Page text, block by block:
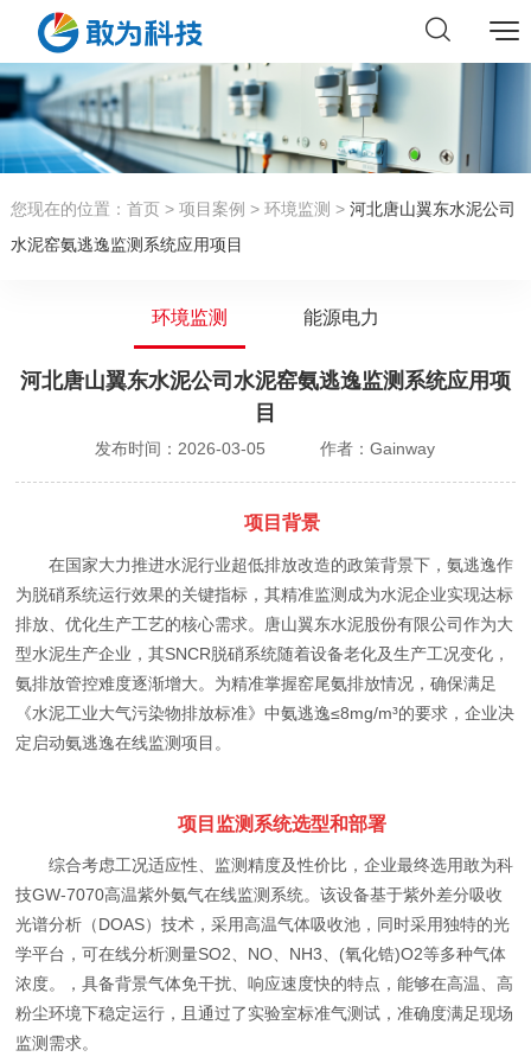
您现在的位置： 首页> 项目案例 > 环境监测 > 河北唐山翼东水泥公司
水泥窑氨逃逸监测系统应用项目
环境监测 能源电力
河北唐山翼东水泥公司水泥窑氨逃逸监测系统应用项
目
发布时间：2026-03-05 作者：Gainway
项目背景
在国家大力推进水泥行业超低排放改造的政策背景下，氨逃逸作
为脱硝系统运行效果的关键指标，其精准监测成为水泥企业实现达标
排放、优化生产工艺的核心需求。唐山翼东水泥股份有限公司作为大
型水泥生产企业，其SNCR脱硝系统随着设备老化及生产工况变化，
氨排放管控难度逐渐增大。为精准掌握窑尾氨排放情况，确保满足
《水泥工业大气污染物排放标准》中氨逃逸≤8mg/m³的要求，企业决
定启动氨逃逸在线监测项目。
项目监测系统选型和部署
综合考虑工况适应性、监测精度及性价比，企业最终选用敢为科
技GW-7070高温紫外氨气在线监测系统。该设备基于紫外差分吸收
光谱分析（DOAS）技术，采用高温气体吸收池，同时采用独特的光
学平台，可在线分析测量SO2、NO、NH3、(氧化锆)O2等多种气体
浓度。，具备背景气体免干扰、响应速度快的特点，能够在高温、高
粉尘环境下稳定运行，且通过了实验室标准气测试，准确度满足现场
监测需求。